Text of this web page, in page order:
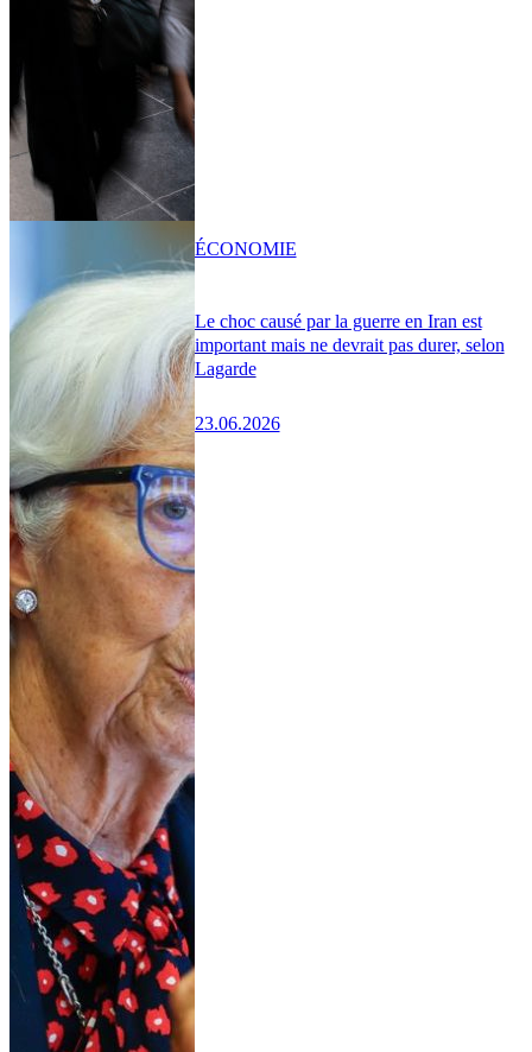
Le choc causé par la guerre en Iran est
important mais ne devrait pas durer, selon
Lagarde
23.06.2026
ÉCONOMIE